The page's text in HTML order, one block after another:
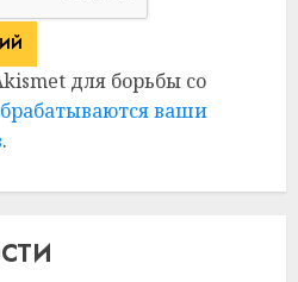
для борьбы со
ваши
.